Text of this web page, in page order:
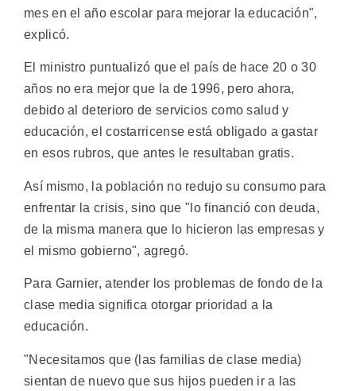
mes en el año escolar para mejorar la educación",
explicó.
El ministro puntualizó que el país de hace 20 o 30
años no era mejor que la de 1996, pero ahora,
debido al deterioro de servicios como salud y
educación, el costarricense está obligado a gastar
en esos rubros, que antes le resultaban gratis.
Así mismo, la población no redujo su consumo para
enfrentar la crisis, sino que "lo financió con deuda,
de la misma manera que lo hicieron las empresas y
el mismo gobierno", agregó.
Para Garnier, atender los problemas de fondo de la
clase media significa otorgar prioridad a la
educación.
"Necesitamos que (las familias de clase media)
sientan de nuevo que sus hijos pueden ir a las